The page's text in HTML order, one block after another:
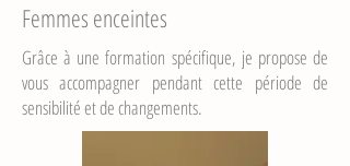
Femmes enceintes
Grâce à une formation spécifique, je propose de
vous accompagner pendant cette période de
sensibilité et de changements.